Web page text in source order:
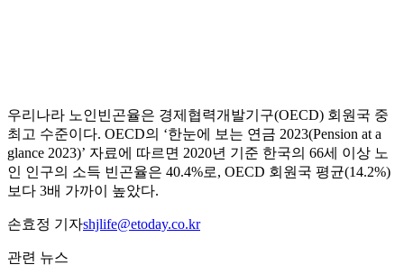
우리나라 노인빈곤율은 경제협력개발기구(OECD) 회원국 중
최고 수준이다. OECD의 ‘한눈에 보는 연금 2023(Pension at a
glance 2023)’ 자료에 따르면 2020년 기준 한국의 66세 이상 노
인 인구의 소득 빈곤율은 40.4%로, OECD 회원국 평균(14.2%)
보다 3배 가까이 높았다.
손효정 기자shjlife@etoday.co.kr
관련 뉴스